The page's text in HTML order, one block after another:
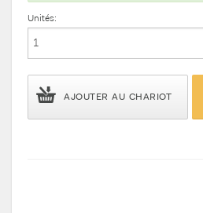
Unités:
AJOUTER AU CHARIOT